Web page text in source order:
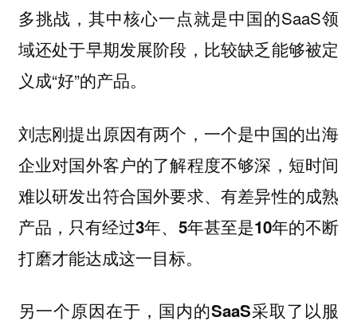
多挑战，其中核心一点就是中国的SaaS领
域还处于早期发展阶段，比较缺乏能够被定
义成“好”的产品。
刘志刚提出原因有两个， 一个是中国的出海
企业对国外客户的了解程度不够深，短时间
难以研发出符合国外要求、有差异性的成熟
产品，只有经过3年、5年甚至是10年的不断
打磨才能达成这一目标。
另一个原因在于，国内的SaaS采取了以服